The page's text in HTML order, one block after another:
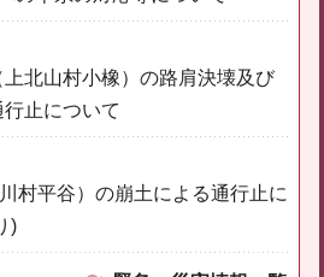
北山村小橡）の路肩決壊及び
止について
村平谷）の崩土による通行止に
)